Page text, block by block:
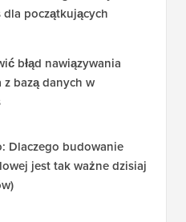
Google Analytics w
błąd nawiązywania
bazą danych w
Dlaczego budowanie
jest tak ważne dzisiaj